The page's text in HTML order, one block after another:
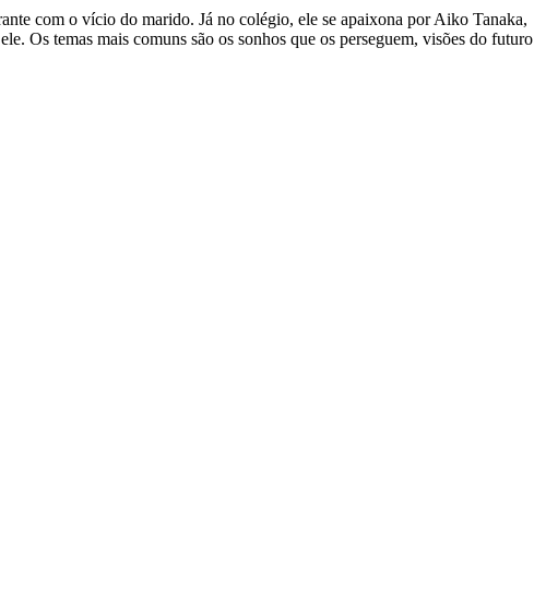
com o vício do marido. Já no colégio, ele se apaixona por Aiko Tanaka,
Os temas mais comuns são os sonhos que os perseguem, visões do futuro